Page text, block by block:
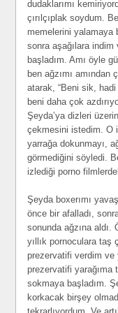
dudaklarımı
çırılçıplak soydum.
memelerini yalamaya
sonra aşağılara
başladım. Amı öyle
ben ağzımı
atarak, “Beni sik,
beni daha çok
Şeyda’ya dizleri
çekmesini istedim. O
yarrağa dokunmayı,
görmediğini söyledi.
izlediği porno
Şeyda boxerımı
önce bir afalladı,
sonunda ağzına
yıllık pornoculara
prezervatifi verdim ve
prezervatifi yarağıma
sokmaya başladım.
korkacak birşey